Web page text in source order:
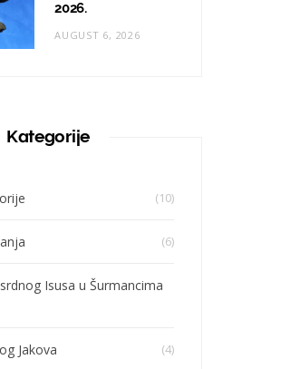
2026.
AUGUST 6, 2026
Kategorije
(10)
(6)
Isusa u Šurmancima
Jakova (4)